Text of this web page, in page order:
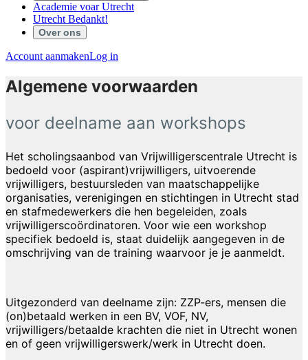
Academie voar Utrecht
Utrecht Bedankt!
Over ons
Account aanmakenLog in
Algemene voorwaarden
voor deelname aan workshops
Het scholingsaanbod van Vrijwilligerscentrale Utrecht is
bedoeld voor (aspirant)vrijwilligers, uitvoerende
vrijwilligers, bestuursleden van maatschappelijke
organisaties, verenigingen en stichtingen in Utrecht stad
en stafmedewerkers die hen begeleiden, zoals
vrijwilligerscoördinatoren. Voor wie een workshop
specifiek bedoeld is, staat duidelijk aangegeven in de
omschrijving van de training waarvoor je je aanmeldt.
Uitgezonderd van deelname zijn: ZZP-ers, mensen die
(on)betaald werken in een BV, VOF, NV,
vrijwilligers/betaalde krachten die niet in Utrecht wonen
en of geen vrijwilligerswerk/werk in Utrecht doen.